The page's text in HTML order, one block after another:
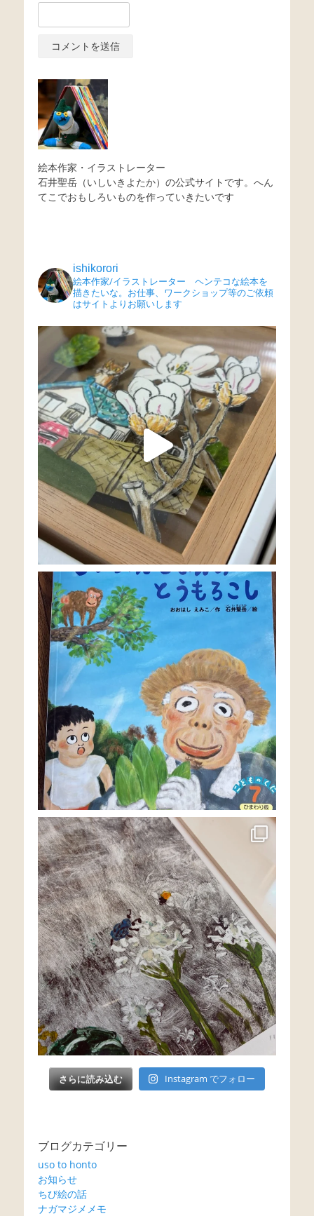
絵本作家・イラストレーター
石井聖岳（いしいきよたか）の公式サイトです。へん
てこでおもしろいものを作っていきたいです
ishikorori
絵本作家/イラストレーター ヘンテコな絵本を
描きたいな。お仕事、ワークショップ等のご依頼
はサイトよりお願いします
さらに読み込む Instagram でフォロー
ブログカテゴリー
uso to honto
お知らせ
ちび絵の話
ナガマジメメモ